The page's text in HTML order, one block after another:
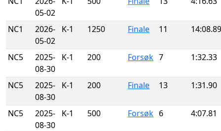
05-02
NC1
2026-
05-02
K-1 1250 Finale 11 14:08.89
NC5
2025-
08-30
K-1 200 Forsøk 7 1:32.33
NC5
2025-
08-30
K-1 200 Finale 13 1:31.90
NC5
2025-
08-30
K-1 500 Forsøk 6 4:07.81